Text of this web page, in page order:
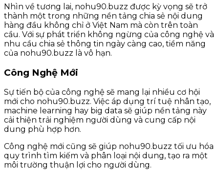
Nhìn về tương lai, nohu90.buzz được kỳ vọng sẽ trở
thành một trong những nền tảng chia sẻ nội dung
hàng đầu không chỉ ở Việt Nam mà còn trên toàn
cầu. Với sự phát triển không ngừng của công nghệ và
nhu cầu chia sẻ thông tin ngày càng cao, tiềm năng
của nohu90.buzz là vô hạn.
Công Nghệ Mới
Sự tiến bộ của công nghệ sẽ mang lại nhiều cơ hội
mới cho nohu90.buzz. Việc áp dụng trí tuệ nhân tạo,
machine learning hay big data sẽ giúp nền tảng này
cải thiện trải nghiệm người dùng và cung cấp nội
dung phù hợp hơn.
Công nghệ mới cũng sẽ giúp nohu90.buzz tối ưu hóa
quy trình tìm kiếm và phân loại nội dung, tạo ra một
môi trường thuận lợi cho người dùng.